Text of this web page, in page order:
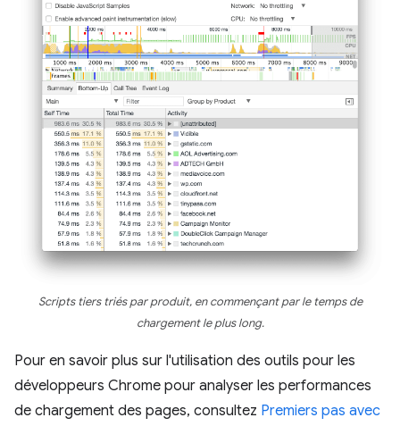
Scripts tiers triés par produit, en commençant par le temps de
chargement le plus long.
Pour en savoir plus sur l'utilisation des outils pour les
développeurs Chrome pour analyser les performances
de chargement des pages, consultez Premiers pas avec